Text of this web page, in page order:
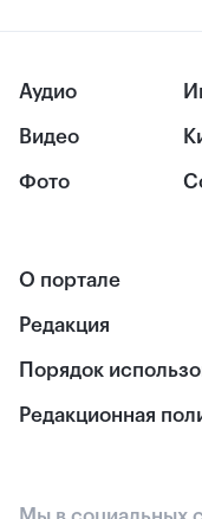
Аудио
Видео
Фото
О портале
Редакция
Порядок
Редакционная